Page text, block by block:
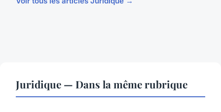
Juridique — Dans la même rubrique